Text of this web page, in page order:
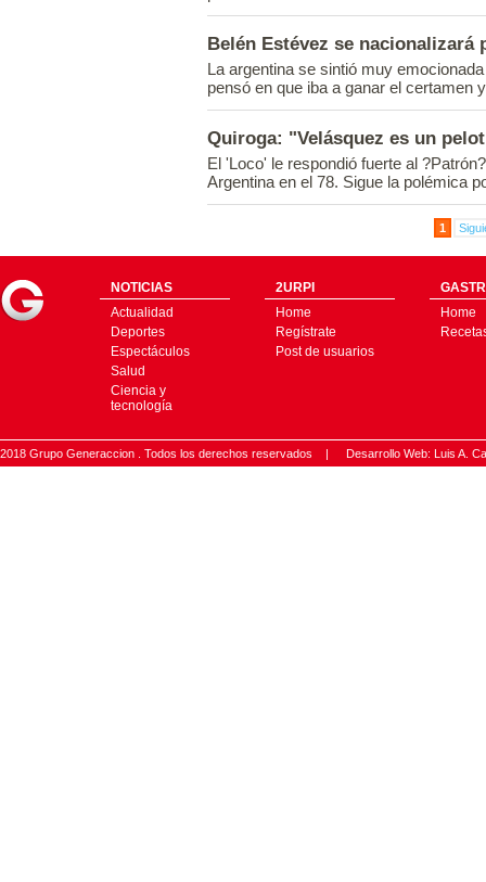
Belén Estévez se nacionalizará
La argentina se sintió muy
pensó en que iba a ganar el certamen
Quiroga: "Velásquez es un
El 'Loco' le respondió fuerte al
Argentina en el 78. Sigue la polémica
1
NOTICIAS
Actualidad
Deportes
Espectáculos
Salud
Ciencia y
tecnología
2URPI
Home
Regístrate
Post de usuarios
Home
2018 Grupo Generaccion . Todos los derechos reservados | Desarrollo Web: Luis